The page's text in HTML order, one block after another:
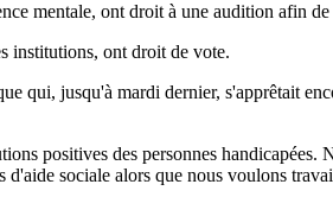
mentale, ont droit à une audition afin
institutions, ont droit de vote.
qui, jusqu'à mardi dernier, s'apprêtait
positives des personnes
d'aide sociale alors que nous voulons